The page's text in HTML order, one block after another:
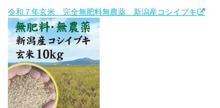
令和７年玄米 完全無肥料無農薬 新潟産コシイブキ